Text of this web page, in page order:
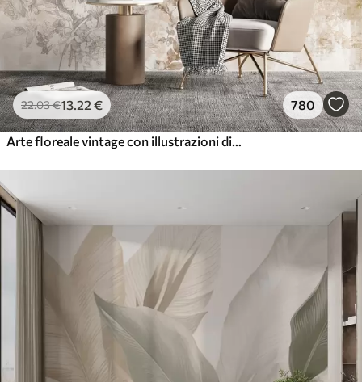
22.03€13 .22 € 780